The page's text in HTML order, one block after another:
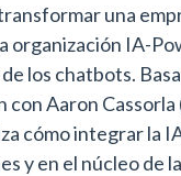
una
organización IA-
los chatbots.
con Aaron Cassorla
cómo integrar la
y en el núcleo de la